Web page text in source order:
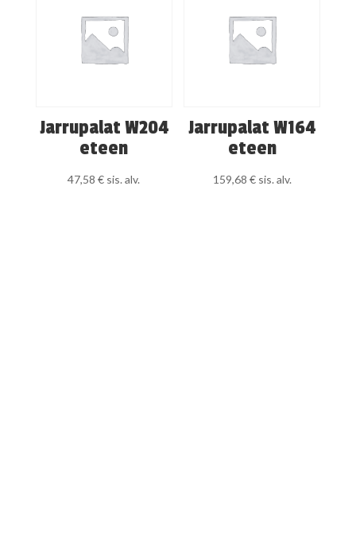
Jarrupalat W204
eteen
47,58€ sis. alv.
Jarrupalat W164
eteen
159,68 € sis. alv.